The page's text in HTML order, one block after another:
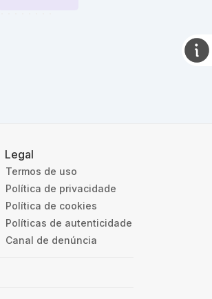
Legal
Termos de uso
Política de privacidade
Política de cookies
Políticas de autenticidade
Canal de denúncia